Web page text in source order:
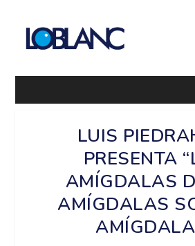
LUIS
PRESENTA
AMÍGDALAS
AMÍGDALAS